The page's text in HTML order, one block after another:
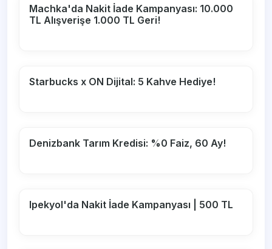
Machka'da Nakit İade Kampanyası: 10.000
TL Alışverişe 1.000 TL Geri!
Starbucks x ON Dijital: 5 Kahve Hediye!
Denizbank Tarım Kredisi: %0 Faiz, 60 Ay!
Ipekyol'da Nakit İade Kampanyası | 500 TL